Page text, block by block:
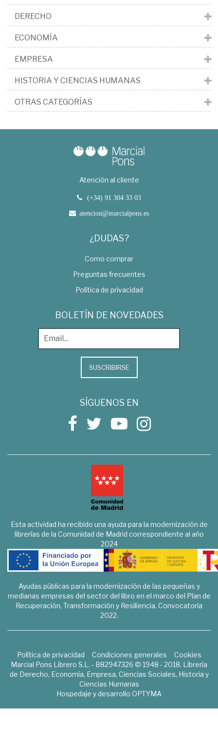
DERECHO
ECONOMÍA
EMPRESA
HISTORIA Y CIENCIAS HUMANAS
OTRAS CATEGORÍAS
Atención al cliente
(+34) 91 304 33 03
atencion@marcialpons.es
¿DUDAS?
Como comprar
Preguntas frecuentes
Política de privacidad
BOLETÍN DE NOVEDADES
SUSCRIBIRSE
SÍGUENOS EN
Esta actividad ha recibido una ayuda para la modernización de
librerías de la Comunidad de Madrid correspondiente al año
2024
Ayudas públicas para la modernización de las pequeñas y
medianas empresas del sector del libro en el marco del Plan de
Recuperación, Transformación y Resiliencia. Convocatoria
2022.
Política de privacidad Condiciones generales
Cookies
Marcial Pons Librero S.L. - B82947326 © 1948 - 2018. Librería
de Derecho, Economía, Empresa, Ciencias Sociales, Historia y
Ciencias Humanas
Hospedaje y desarrollo OPTYMA